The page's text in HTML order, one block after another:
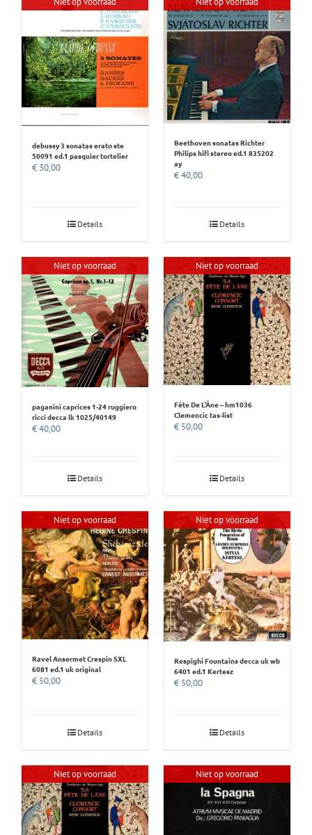
debussy 3 sonatas erato ste
50091 ed.1 pasquier tortelier
€ 30,00
Details
Beethoven sonatas Richter
Philips hifi stereo ed.1 835202
ay
€40,00
Details
Niet op voorraad
paganini caprices 1-24 ruggiero
ricci decca lk 1025/40149
€40,00
Details
Niet op voorraad
Fête De L’Âne – hm1036
Clemencic tas-list
€ 50,00
Details
Niet op voorraad
Ravel Ansermet Crespin SXL
6081 ed.1 uk original
€ 50,00
Details
Niet op voorraad
Respighi Fountains decca uk wb
6401 ed.1 Kertesz
€ 50,00
Details
Niet op voorraad Niet op voorraad